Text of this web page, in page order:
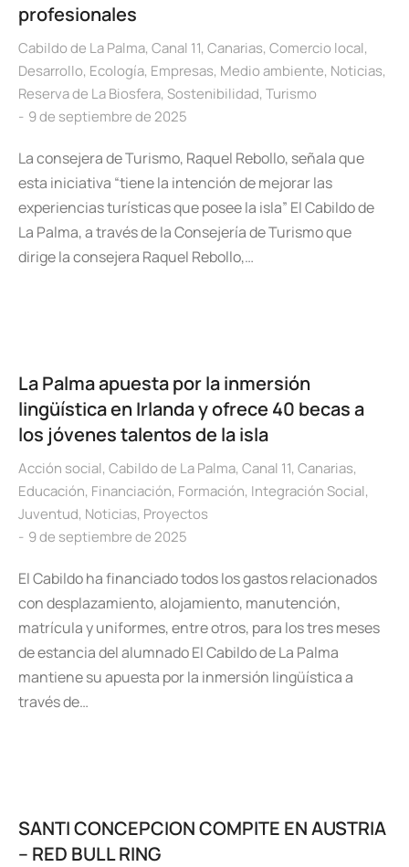
profesionales
Cabildo de La Palma, Canal 11, Canarias, Comercio local,
Desarrollo, Ecología, Empresas, Medio ambiente, Noticias,
Reserva de La Biosfera, Sostenibilidad, Turismo
9 de septiembre de 2025
La consejera de Turismo, Raquel Rebollo, señala que
esta iniciativa “tiene la intención de mejorar las
experiencias turísticas que posee la isla” El Cabildo de
La Palma, a través de la Consejería de Turismo que
dirige la consejera Raquel Rebollo,…
La Palma apuesta por la inmersión
lingüística en Irlanda y ofrece 40 becas a
los jóvenes talentos de la isla
Acción social, Cabildo de La Palma, Canal 11, Canarias,
Educación, Financiación, Formación, Integración Social,
Juventud, Noticias, Proyectos
9 de septiembre de 2025
El Cabildo ha financiado todos los gastos relacionados
con desplazamiento, alojamiento, manutención,
matrícula y uniformes, entre otros, para los tres meses
de estancia del alumnado El Cabildo de La Palma
mantiene su apuesta por la inmersión lingüística a
través de…
SANTI CONCEPCION COMPITE EN AUSTRIA
– RED BULL RING